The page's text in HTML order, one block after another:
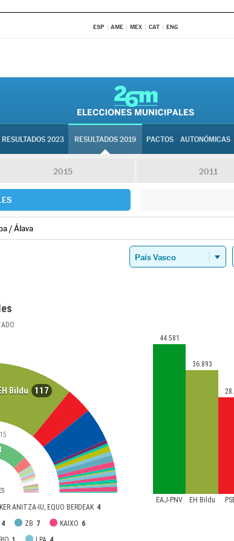
ESP AME MEX CAT ENG
RESULTADOS 2023 RESULTADOS 2019 PACTOS AUTONÓMICAS
2015 2011
/ Álava
Bildu 117
ANITZA-IU, EQUO BERDEAK 4
4
ZB 7 KAIXO 6
EAJ-PNV EH Bildu
44.581
36.893